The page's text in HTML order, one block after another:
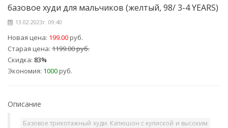
базовое худи для мальчиков (желтый, 98/ 3-4 YEARS)
13.02.2023г. 09:40
Новая цена: 199.00руб.
Старая цена: 1199.00 руб.
Скидка: 83%
Экономия: 1000руб.
Описание
Базовое трикотажный худи. Капюшон с кулиской и высоким